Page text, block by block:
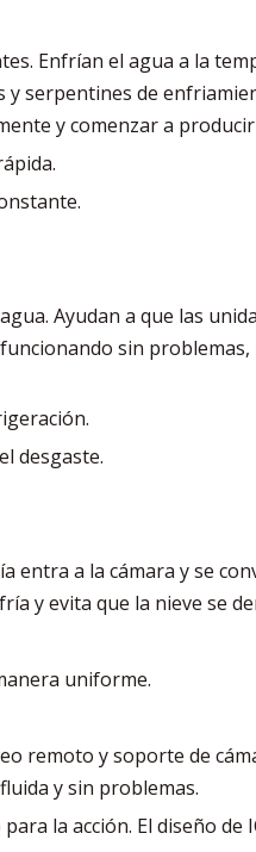
Enfrían el agua a la
serpentines de
y comenzar a
Ayudan a que las
sin
desgaste.
entra a la cámara y se
y evita que la nieve
uniforme.
remoto y soporte de
y sin problemas.
la acción. El diseño